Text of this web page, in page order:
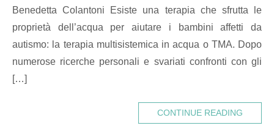
Benedetta Colantoni Esiste una terapia che sfrutta le
proprietà dell’acqua per aiutare i bambini affetti da
autismo: la terapia multisistemica in acqua o TMA. Dopo
numerose ricerche personali e svariati confronti con gli
[…]
CONTINUE READING